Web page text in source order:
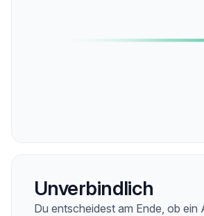
Unverbindlich
Du entscheidest am Ende, ob ein